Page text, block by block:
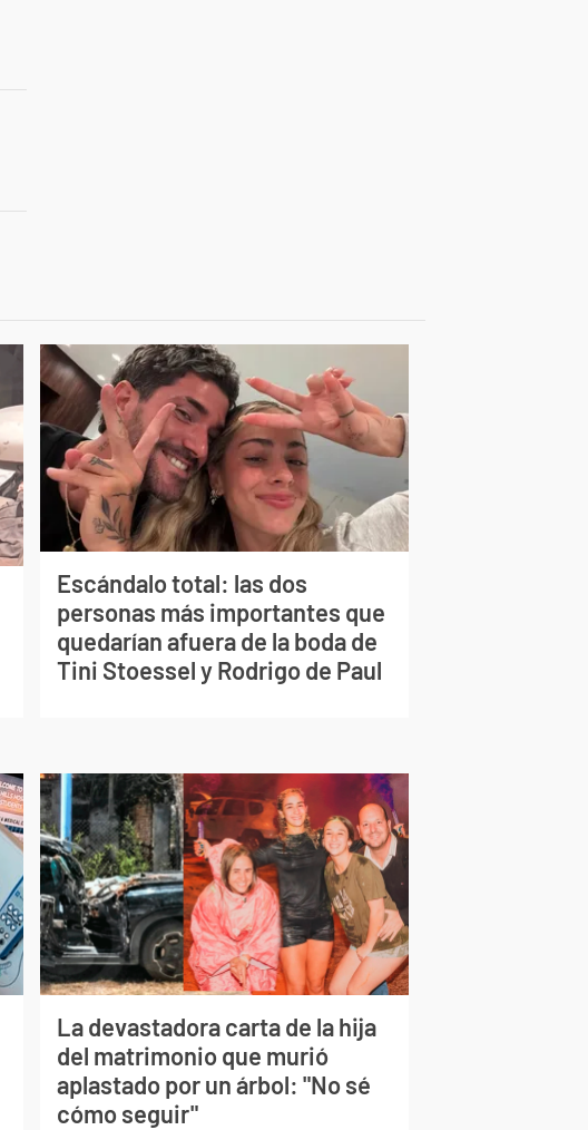
Escándalo total: las dos
personas más importantes que
quedarían afuera de la boda de
Tini Stoessel y Rodrigo de Paul
La devastadora carta de la hija
del matrimonio que murió
aplastado por un árbol: "No sé
cómo seguir"